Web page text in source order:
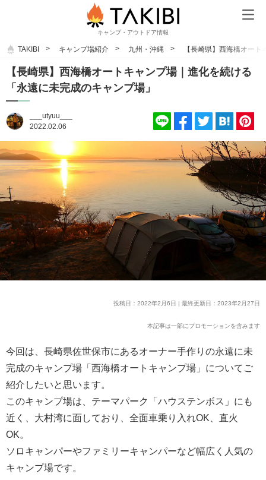
キャンプ・アウトドア情報
TAKIBI キャンプ場紹介 九州・沖縄 【長崎県】西海橋オー
【長崎県】西海橋オートキャンプ場｜進化を続ける
「永遠に未完成のキャンプ場」
___utyuu___
2022.02.06
投稿日：2022年2月6日 | 最終更新日：2023年2月27日
本記事は一部にプロモーションを含みます
今回は、長崎県佐世保市にあるオーナー手作りの永遠に未
完成のキャンプ場「西海橋オートキャンプ場」についてご
紹介したいと思います。
このキャンプ場は、テーマパーク「ハウステンボス」にも
近く、大村湾に面しており、全面車乗り入れOK、直火
OK。
ソロキャンパーやファミリーキャンパーなど幅広く人気の
キャンプ場です。